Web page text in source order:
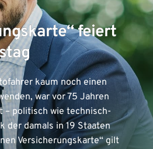
feiert
kaum noch einen
war vor 75 Jahren
– politisch wie technisch-
der damals in 19 Staaten
Versicherungskarte“ gilt